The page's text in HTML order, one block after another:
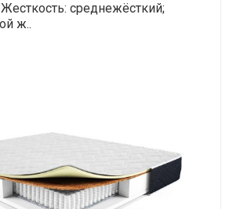
среднежёсткий;
ж..